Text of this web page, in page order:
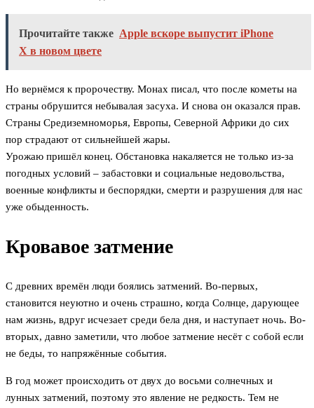
Прочитайте также Apple вскоре выпустит iPhone
X в новом цвете
Но вернёмся к пророчеству. Монах писал, что после кометы на
страны обрушится небывалая засуха. И снова он оказался прав.
Страны Средиземноморья, Европы, Северной Африки до сих
пор страдают от сильнейшей жары.
Урожаю пришёл конец. Обстановка накаляется не только из-за
погодных условий – забастовки и социальные недовольства,
военные конфликты и беспорядки, смерти и разрушения для нас
уже обыденность.
Кровавое затмение
С древних времён люди боялись затмений. Во-первых,
становится неуютно и очень страшно, когда Солнце, дарующее
нам жизнь, вдруг исчезает среди бела дня, и наступает ночь. Во-
вторых, давно заметили, что любое затмение несёт с собой если
не беды, то напряжённые события.
В год может происходить от двух до восьми солнечных и
лунных затмений, поэтому это явление не редкость. Тем не